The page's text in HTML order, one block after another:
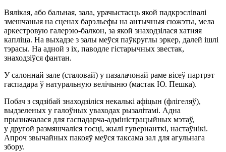
Вялікая, або бальная, зала, урачыстасць якой падкрэслівалі
змешчаныя на сценах барэльефы на антычныя сюжэты, мела
аркестровую галерэю-балкон, за якой знаходзілася хатняя
капліца. На выхадзе з залы меўся паўкруглы эркер, далей ішлі
тэрасы. На адной з іх, паводле гістарычных звестак,
знаходзіўся фантан.
У салоннай зале (сталовай) у пазалачонай раме вісеў партрэт
гаспадара ў натуральную велічыню (мастак Ю. Пешка).
Побач з сядзібай знаходзіліся некалькі афіцын (флігеляў),
выдзеленых у галоўных уваходах рызалітамі. Адна
прызначалася для гаспадарча-адміністрацыйных мэтаў,
у другой размяшчаліся госці, жылі гувернанткі, настаўнікі.
Апроч звычайных пакояў меўся таксама зал для агульнага
збору.